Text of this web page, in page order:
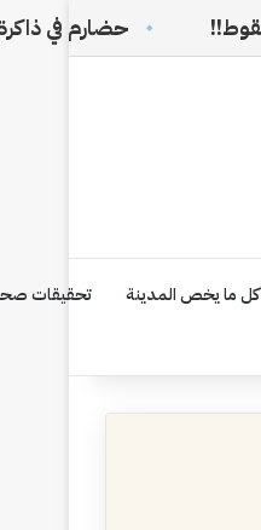
حضارم في ذاكرة الوطن
كل ما يخص المدينة تحقيقات